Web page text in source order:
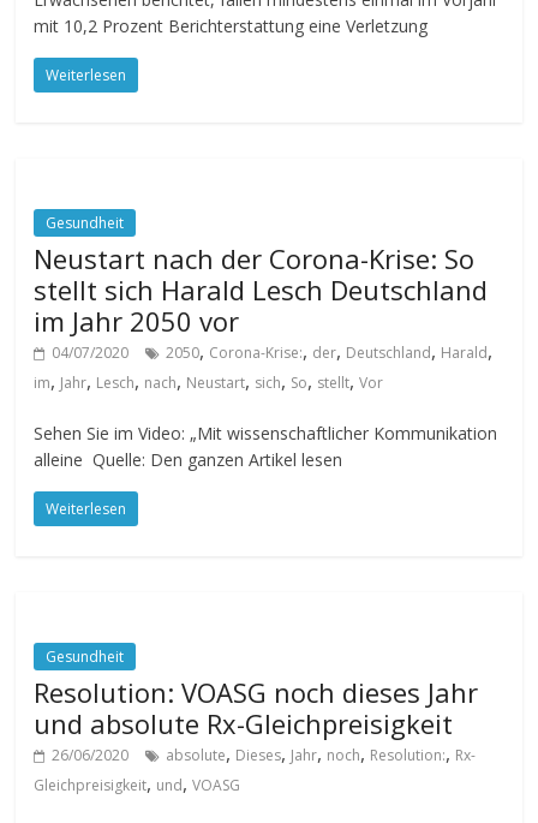
mit 10,2 Prozent Berichterstattung eine Verletzung
Weiterlesen
Gesundheit
Neustart nach der Corona-Krise: So
stellt sich Harald Lesch Deutschland
im Jahr 2050 vor
04/07/2020 2050, Corona-Krise:, der, Deutschland, Harald,
im, Jahr, Lesch, nach, Neustart, sich, So, stellt,Vor
Sehen Sie im Video: „Mit wissenschaftlicher Kommunikation
alleine Quelle: Den ganzen Artikel lesen
Weiterlesen
Gesundheit
Resolution: VOASG noch dieses Jahr
und absolute Rx-Gleichpreisigkeit
26/06/2020 absolute, Dieses, Jahr, noch, Resolution:, Rx-
Gleichpreisigkeit, und,VOASG